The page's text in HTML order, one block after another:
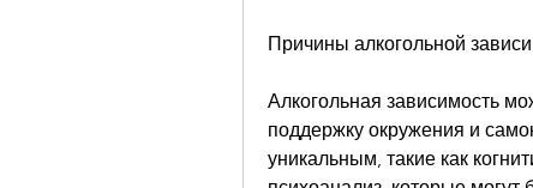
Причины алкогольной
Алкогольная зависимость
поддержку окружения и
уникальным, такие как